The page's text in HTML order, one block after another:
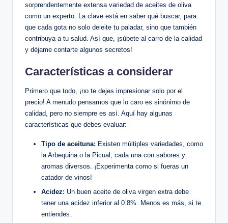
sorprendentemente extensa variedad de aceites de oliva
como un experto. La clave está en saber qué buscar, para
que cada gota no solo deleite tu paladar, sino que también
contribuya a tu salud. Así que, ¡súbete al carro de la calidad
y déjame contarte algunos secretos!
Características a considerar
Primero que todo, ¡no te dejes impresionar solo por el
precio! A menudo pensamos que lo caro es sinónimo de
calidad, pero no siempre es así. Aquí hay algunas
características que debes evaluar:
Tipo de aceituna: Existen múltiples variedades, como
la Arbequina o la Picual, cada una con sabores y
aromas diversos. ¡Experimenta como si fueras un
catador de vinos!
Acidez: Un buen aceite de oliva virgen extra debe
tener una acidez inferior al 0.8%. Menos es más, si te
entiendes.